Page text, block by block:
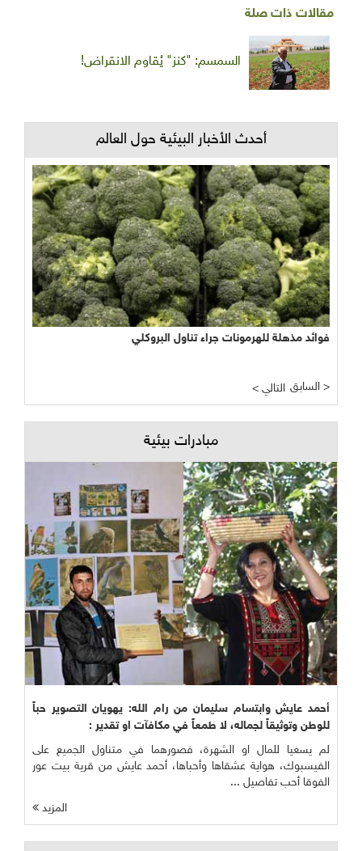
مقالات ذات صلة
السمسم: "كنز" يُقاوم الانقراض!
أحدث الأخبار البيئية حول العالم
فوائد مذهلة للهرمونات جراء تناول البروكلي
< التالي السابق >
مبادرات بيئية
أحمد عايش وابتسام سليمان من رام الله: يهويان التصوير حباً
للوطن وتوثيقاً لجماله، لا طمعاً في مكافآت او تقدير :
لم يسعيا للمال او الشهرة، فصورهما في متناول الجميع على
الفيسبوك، هواية عشقاها وأحباها، أحمد عايش من قرية بيت عور
الفوقا أحب تفاصيل ...
المزيد